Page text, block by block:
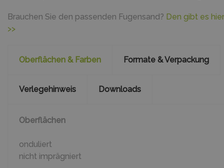
Brauchen Sie den passenden Fugensand? Den gibt es hier
>>
Oberflächen & Farben Formate & Verpackung
Verlegehinweis Downloads
Oberflächen
onduliert
nicht imprägniert